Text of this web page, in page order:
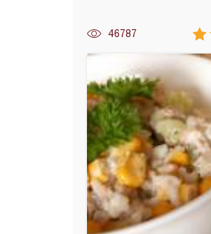
46787
sa pečurkama